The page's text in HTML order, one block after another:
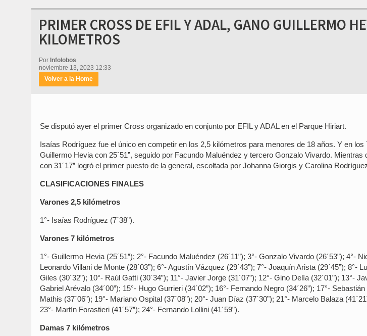
PRIMER CROSS DE EFIL Y ADAL, GANO GUILLERMO
KILOMETROS
Por Infolobos
noviembre 13, 2023 12:33
Volver a la Home
Se disputó ayer el primer Cross organizado en conjunto por EFIL y ADAL en el Parque Hiriart.
Isaías Rodríguez fue el único en competir en los 2,5 kilómetros para menores de 18 años. Y en
Guillermo Hevia con 25´51”, seguido por Facundo Maluéndez y tercero Gonzalo Vivardo. Mientras
con 31´17” logró el primer puesto de la general, escoltada por Johanna Giorgis y Carolina
CLASIFICACIONES FINALES
Varones 2,5 kilómetros
1°- Isaías Rodríguez (7´38”).
Varones 7 kilómetros
1°- Guillermo Hevia (25´51”); 2°- Facundo Maluéndez (26´11”); 3°- Gonzalo Vivardo (26´53”); 4°-
Leonardo Villani de Monte (28´03”); 6°- Agustín Vázquez (29´43”); 7°- Joaquín Arista (29´45”); 8°-
Giles (30´32”); 10°- Raúl Gatti (30´34”); 11°- Javier Jorge (31´07”); 12°- Gino Delía (32´01”); 13°-
Gabriel Arévalo (34´00”); 15°- Hugo Gurrieri (34´02”); 16°- Fernando Negro (34´26”); 17°-
Mathis (37´06”); 19°- Mariano Ospital (37´08”); 20°- Juan Díaz (37´30”); 21°- Marcelo Balaza
23°- Martín Forastieri (41´57”); 24°- Fernando Lollini (41´59”).
Damas 7 kilómetros